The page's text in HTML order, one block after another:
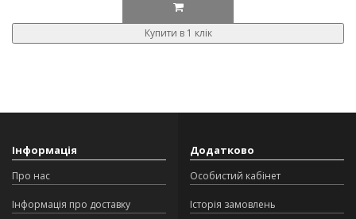
Купити в 1 клік
Інформація
Про нас
Інформація про доставку
Додатково
Особистий кабінет
Історія замовлень